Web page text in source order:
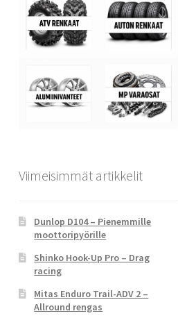
Viimeisimmät artikkelit
Dunlop D104 – Pienemmille
moottoripyörille
Shinko Hook-Up Pro – Drag
racing
Mitas Enduro Trail-ADV 2 –
Allround rengas